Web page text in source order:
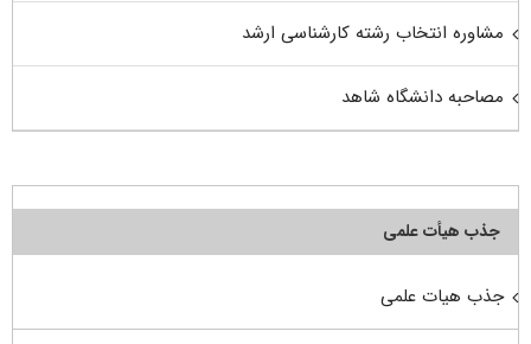
مشاوره انتخاب رشته کارشناسی ارشد
مصاحبه دانشگاه شاهد
جذب هیأت علمی
جذب هیات علمی